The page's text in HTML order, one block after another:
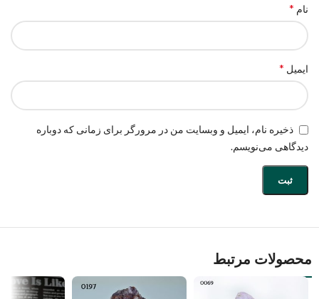
نام *
ایمیل *
ذخیره نام، ایمیل و وبسایت من در مرورگر برای زمانی که دوباره
دیدگاهی می‌نویسم.
محصولات مرتبط